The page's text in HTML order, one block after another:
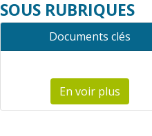
SOUS RUBRIQUES
Documents clés
En voir plus